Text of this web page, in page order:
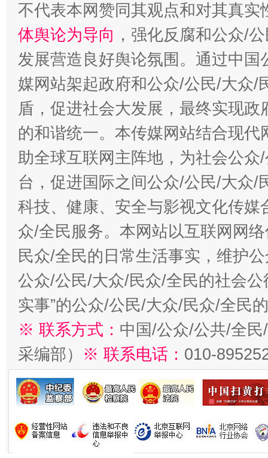
不代表本网赞同其观点和对其真实
体舆论为导向 ，强化反腐和公众/
发展营造良好舆论氛围。通过中
媒网站架起政府和公众/公民/大众/
盾，促进社会大发展，最终实现
的和谐统一。本传媒网站结合现
助全球互联网主阵地，为社会公
台，促进国际之间公众/公民/大众/
科技、健康、安全与影视文化传
众/全民服务。本网站以互联网网
民众/全民的日常生活事实，维护
公众/公民/大众/民众/全民的社会公
实事”的公众/公民/大众/民众/全民
※ 联系方式： 中国/公众/公共/全
采编部） ※ 联系电话： 010-